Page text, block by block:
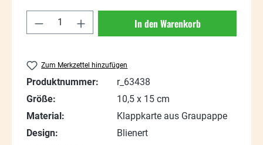
Produkt Anzahl: Gib den gewünschten
In den Warenkorb
Zum Merkzettel hinzufügen
Produktnummer:
r_63438
Größe:
10,5 x 15 cm
Material:
Klappkarte aus Graupappe
Design:
Blienert